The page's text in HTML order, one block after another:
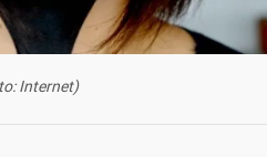
Internet)